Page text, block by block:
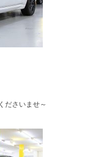
ださいませ～